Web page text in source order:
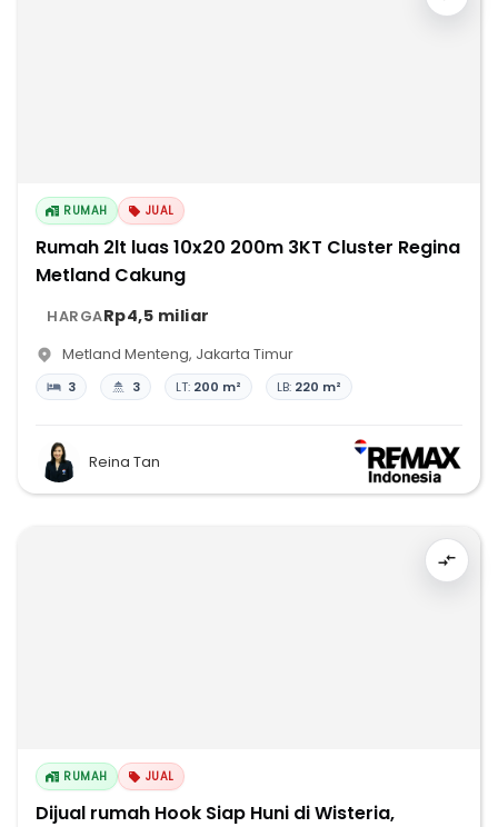
RUMAH JUAL
Rumah 2lt luas 10x20 200m 3KT Cluster Regina
Metland Cakung
HARGARp4,5 miliar
Metland Menteng, Jakarta Timur
3 3 LT: 200 m² LB: 220 m²
Reina Tan
RUMAH JUAL
Dijual rumah Hook Siap Huni di Wisteria,